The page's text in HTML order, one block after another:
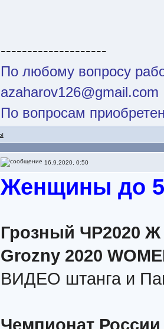
--------------------
По любому вопросу
azaharov126@gmail.com
По вопросам
16.9.2020, 0:50
Женщины до
Грозный ЧР2020 Ж
Grozny 2020
ВИДЕО штанга и
Чемпионат